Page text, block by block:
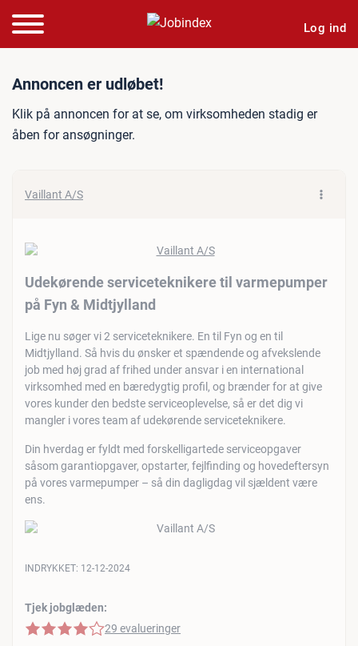
Log ind
Jobannonce:
Annoncen er udløbet!
Klik på annoncen for at se, om virksomheden stadig er
åben for ansøgninger.
Vaillant A/S
Udekørende serviceteknikere til varmepumper
på Fyn & Midtjylland
Lige nu søger vi 2 serviceteknikere. En til Fyn og en til
Midtjylland. Så hvis du ønsker et spændende og afvekslende
job med høj grad af frihed under ansvar i en international
virksomhed med en bæredygtig profil, og brænder for at give
vores kunder den bedste serviceoplevelse, så er det dig vi
mangler i vores team af udekørende serviceteknikere.
Din hverdag er fyldt med forskelligartede serviceopgaver
såsom garantiopgaver, opstarter, fejlfinding og hovedeftersyn
på vores varmepumper – så din dagligdag vil sjældent være
ens.
Tjek jobglæden:
4 af 5 stjerner
29 evalueringer
INDRYKKET: 12-12-2024